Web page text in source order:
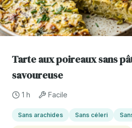
Tarte aux poireaux sans
savoureuse
1 h Facile
Sans arachides Sans céleri